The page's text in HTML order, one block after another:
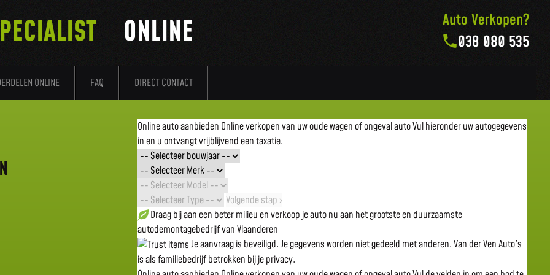
ONLINE FAQ DIRECT CONTACT
ONLINE
Auto Verkopen?
038 080 535
Online auto aanbieden Online verkopen van uw oude wagen of ongeval autoVul hieronder uw autogegevens
in en u ontvangt vrijblijvend een taxatie.
Volgende stap ›
Draag bij aan een beter milieu en verkoop je auto nu aan het grootste en duurzaamste
autodemontagebedrijf van Vlaanderen
Je aanvraag is beveiligd. Je gegevens worden niet gedeeld met anderen. Van der Ven Auto's
is als familiebedrijf betrokken bij je privacy.